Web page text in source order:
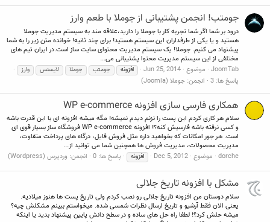
جومتب! انجمن پشتیبانی از جوملا با طعم وارز
درود بر شما اگر شما تجربه کار با جوملا را دارید،علاقه مند به سیستم مدیریت جوملا
هستید و یا یکی از طرفداران این سیستم هستید! برای چند ثانیه! خوانده متن زیر را به شما
پیشنهاد می کنیم. جوملا! یک سیستم مدیریت محتوای سایت ساز است.در ایران تیم های
مختلفی از این سیستم مدیریت محتوا پشتیبانی می...
JoomTab موضوع Jun 25, 2014 افزونه جومتب جوملا لایسنس وارز
پاسخ ها: 3 انجمن: جوملا (Joomla)
همکاری فارسی سازی افزونه WP e-commerce
سلام هر کاری کردم این پست را نزنم دیدم نمیشه! مگه میشه افزونه ای با این قدرت باشه
و کسی نرفته باشه فارسیش کنه؟! افزونه WP e-commerce فروشگاه ساز بسیار قوی ای
است. هر جور امکانات که بخواهید داره مثل فروش فایل، درگاه های پرداخت متفاوت،
مدیریت محصولات، مدیریت فروش ها همچنین شما می توانید از...
dorche موضوع Dec 5, 2012 افزونه پاسخ ها: 0 انجمن: وردپرس (Wordpress)
مشکل با افزونه تاریخ جلالی
سلام دوستان من افزونه تاریخ جلالی رو نصب کردم ولی تاریخ پست ها هنوز میلادیه.
یعنی الان فقط آرشیو و تاریخ ارسال نظرات شمسی شده. میخواستم ببینم مشکلش چیه؟
میشه حلش کرد؟! لطفا راه حل های ساده و در سطح دانش پایین پیشنهاد بدید یا اینکه